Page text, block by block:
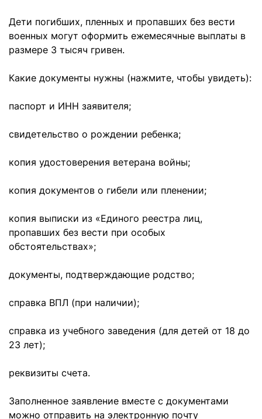
Дети погибших, пленных и пропавших без вести
военных могут оформить ежемесячные выплаты в
размере 3 тысяч гривен.
Какие документы нужны (нажмите, чтобы увидеть):
паспорт и ИНН заявителя;
свидетельство о рождении ребенка;
копия удостоверения ветерана войны;
копия документов о гибели или пленении;
копия выписки из «Единого реестра лиц,
пропавших без вести при особых
обстоятельствах»;
документы, подтверждающие родство;
справка ВПЛ (при наличии);
справка из учебного заведения (для детей от 18 до
23 лет);
реквизиты счета.
Заполненное заявление вместе с документами
можно отправить на электронную почту